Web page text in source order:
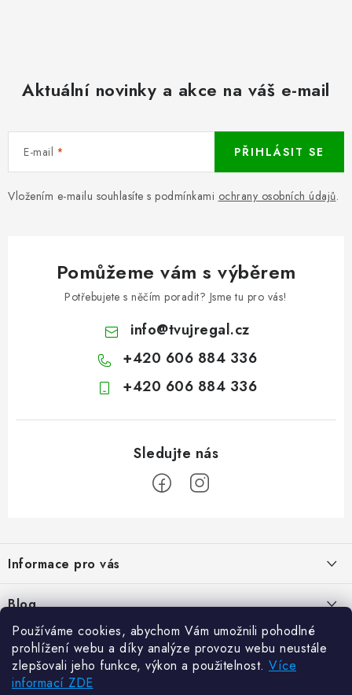
Používáme cookies, abychom Vám umožnili pohodlné
prohlížení webu a díky analýze provozu webu neustále
zlepšovali jeho funkce, výkon a použitelnost. Více
informací ZDE
Aktuální novinky a akce na váš e-mail
E-mail
Vložením e-mailu souhlasíte s podmínkami ochrany osobních údajů.
PŘIHLÁSIT SE
Pomůžeme vám s výběrem
Potřebujete s něčím poradit? Jsme tu pro vás!
info@tvujregal.cz
+420 606 884 336
+420 606 884 336
p
a
t
Informace pro vás
Kontakty
Hodnocení obchodu
Reklamace zboží
Odstoupení od kupní smlouvy
Blog
Jak vybrat poštovní schránku?
21.5.2024
Zajistěte si bohatou úrodu. Začněte s přípravou sazenic
Facebook
Novinky